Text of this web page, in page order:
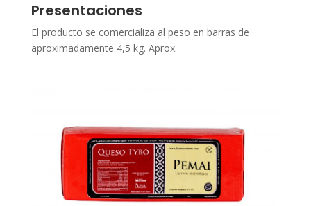
Presentaciones
El producto se comercializa al peso en barras de
aproximadamente 4,5 kg. Aprox.